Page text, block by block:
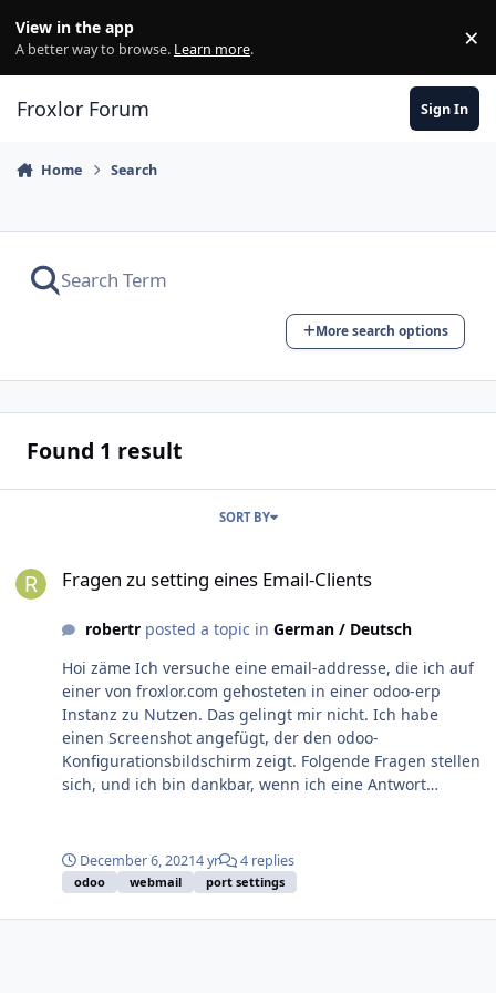
View in the app
A better way to browse. Learn more. ×
Froxlor Forum Sign In
Home Search
More search options
Found 1 result
SORT BY
Fragen zu setting eines Email-Clients
robertrposted a topic in German / Deutsch
Hoi zäme Ich versuche eine email-addresse, die ich auf
einer von froxlor.com gehosteten in einer odoo-erp
Instanz zu Nutzen. Das gelingt mir nicht. Ich habe
einen Screenshot angefügt, der den odoo-
Konfigurationsbildschirm zeigt. Folgende Fragen stellen
sich, und ich bin dankbar, wenn ich eine Antwort
185.123.52.81 auf) - frox01.kd0042.froxlor.cloud -
185.123.52.81 2. Server type? pop oder imap ?? 3. port ??
4. SSL/TLS aktiv 5. username: odoobuild@odoobuild.ch
Diesen Nutzer habe ich auf Froxlor angelegt
December 6, 20214 yr 4 replies
odoo webmail port settings